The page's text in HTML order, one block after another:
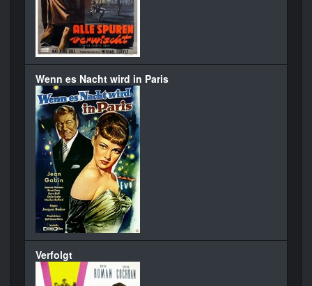
Wenn es Nacht wird in Paris
Verfolgt